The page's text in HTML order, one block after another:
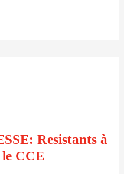
Resistants à
CCE